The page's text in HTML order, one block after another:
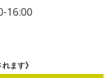
16:00
す》